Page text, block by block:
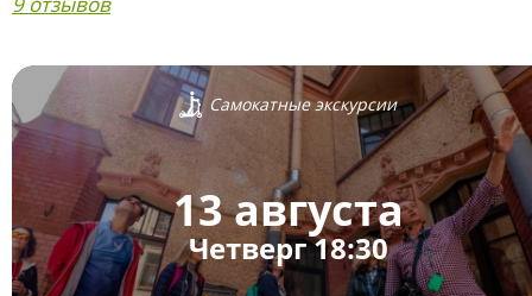
Самокатные экскурсии
13 августа
Четверг 18:30